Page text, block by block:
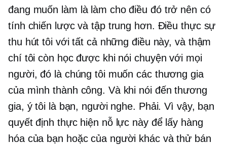
đang muốn làm là làm cho điều đó trở nên có
tính chiến lược và tập trung hơn. Điều thực sự
thu hút tôi với tất cả những điều này, và thậm
chí tôi còn học được khi nói chuyện với mọi
người, đó là chúng tôi muốn các thương gia
của mình thành công. Và khi nói đến thương
gia, ý tôi là bạn, người nghe. Phải. Vì vậy, bạn
quyết định thực hiện nỗ lực này để lấy hàng
hóa của bạn hoặc của người khác và thử bán